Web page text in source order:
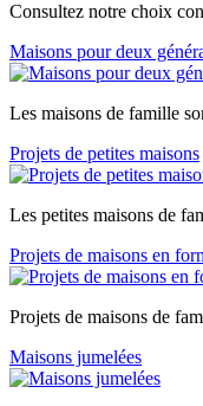
Consultez notre choix
Maisons pour deux
Les maisons de famille
Projets de petites maisons
Les petites maisons de
Projets de maisons en
Projets de maisons de
Maisons jumelées